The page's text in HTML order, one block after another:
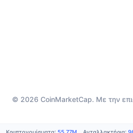
© 2026 CoinMarketCap. Με την